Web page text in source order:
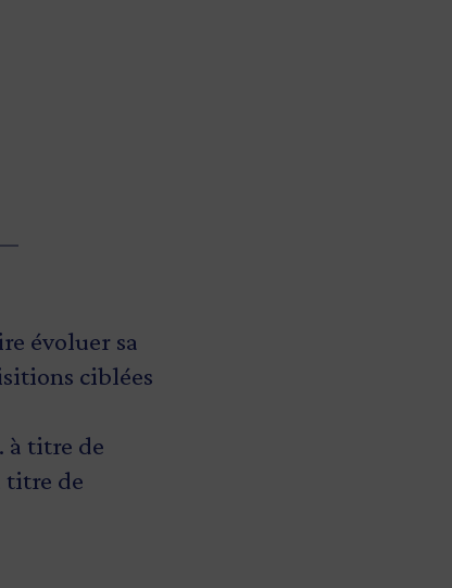
évoluer sa
ciblées
à titre de
titre de